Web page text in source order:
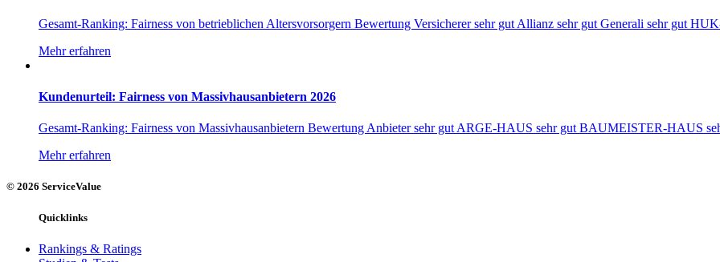
Gesamt-Ranking: Fairness von betrieblichen Altersvorsorgern Bewertung Versicherer sehr gut Allianz sehr gut Generali sehr gut
Mehr erfahren
Kundenurteil: Fairness von Massivhausanbietern 2026
Gesamt-Ranking: Fairness von Massivhausanbietern Bewertung Anbieter sehr gut ARGE-HAUS sehr gut BAUMEISTER-HAUS
Mehr erfahren
© 2026 ServiceValue
Quicklinks
Rankings & Ratings